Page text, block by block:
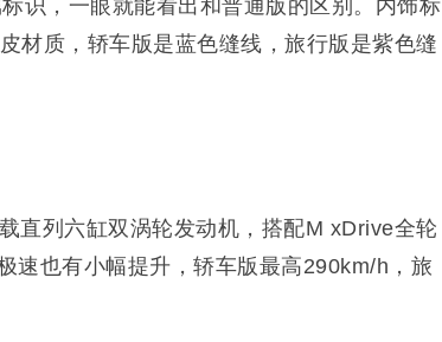
识，一眼就能看出和普通版的区别。内饰标
材质，轿车版是蓝色缝线，旅行版是紫色缝
直列六缸双涡轮发动机，搭配M xDrive全轮
速也有小幅提升，轿车版最高290km/h，旅